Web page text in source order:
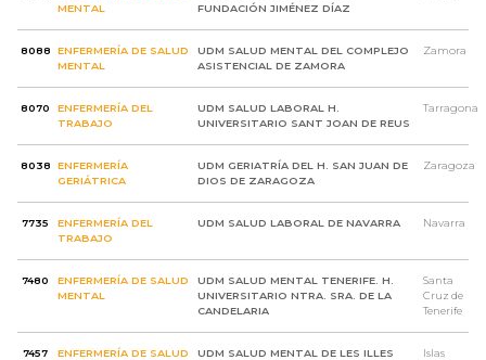
MENTAL
FUNDACIÓN JIMÉNEZ DÍAZ
8088
ENFERMERÍA DE SALUD
MENTAL
UDM SALUD MENTAL DEL COMPLEJO
ASISTENCIAL DE ZAMORA
Zamora
8070
ENFERMERÍA DEL
TRABAJO
UDM SALUD LABORAL H.
UNIVERSITARIO SANT JOAN DE REUS
Tarragona
8038
ENFERMERÍA
GERIÁTRICA
UDM GERIATRÍA DEL H. SAN JUAN DE
DIOS DE ZARAGOZA
Zaragoza
7735
ENFERMERÍA DEL
TRABAJO
UDM SALUD LABORAL DE NAVARRA Navarra
7480
ENFERMERÍA DE SALUD
MENTAL
UDM SALUD MENTAL TENERIFE. H.
UNIVERSITARIO NTRA. SRA. DE LA
CANDELARIA
Santa
Cruz de
Tenerife
7457
ENFERMERÍA DE SALUD
UDM SALUD MENTAL DE LES ILLES
Islas